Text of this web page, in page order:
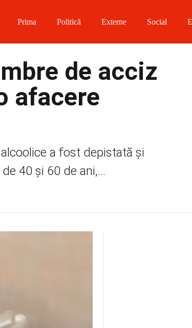
Prima Politică Externe Social
de acciz
afacere
a fost depistată și
40 și 60 de ani,...